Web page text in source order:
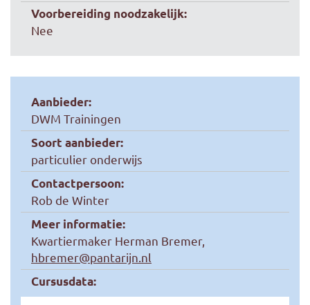
Voorbereiding noodzakelijk:
Nee
Aanbieder:
DWM Trainingen
Soort aanbieder:
particulier onderwijs
Contactpersoon:
Rob de Winter
Meer informatie:
Kwartiermaker Herman Bremer,
hbremer@pantarijn.nl
Cursusdata: